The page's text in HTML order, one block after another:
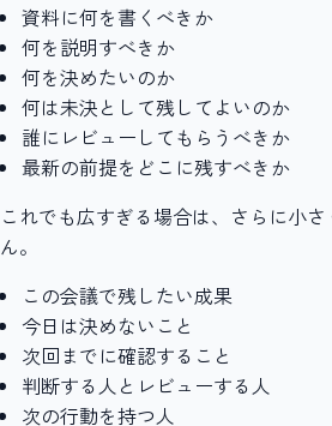
資料に何を書くべきか
何を説明すべきか
何を決めたいのか
何は未決として残してよいのか
誰にレビューしてもらうべきか
最新の前提をどこに残すべきか
これでも広すぎる場合は、さらに小
ん。
この会議で残したい成果
今日は決めないこと
次回までに確認すること
判断する人とレビューする人
次の行動を持つ人